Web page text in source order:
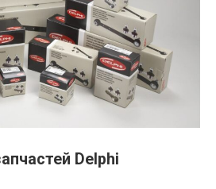
Delphi